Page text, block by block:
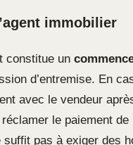
immobilier
constitue un
d’entremise. En
avec le vendeur
le paiement
pas à exiger des